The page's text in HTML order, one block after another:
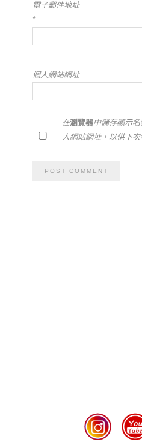
電子郵件地址
*
個人網站網址
在瀏覽器中儲存顯示
人網站網址，以供下